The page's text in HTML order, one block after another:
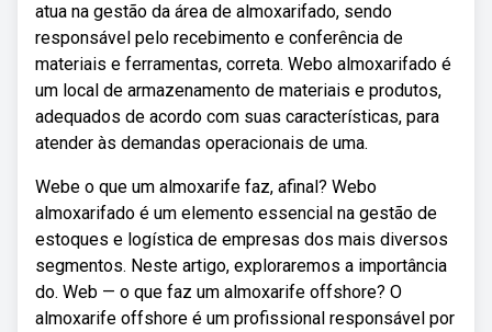
atua na gestão da área de almoxarifado, sendo
responsável pelo recebimento e conferência de
materiais e ferramentas, correta. Webo almoxarifado é
um local de armazenamento de materiais e produtos,
adequados de acordo com suas características, para
atender às demandas operacionais de uma.
Webe o que um almoxarife faz, afinal? Webo
almoxarifado é um elemento essencial na gestão de
estoques e logística de empresas dos mais diversos
segmentos. Neste artigo, exploraremos a importância
do. Web — o que faz um almoxarife offshore? O
almoxarife offshore é um profissional responsável por